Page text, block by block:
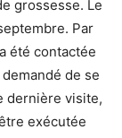
grossesse. Le
Par
été contactée
de se
dernière visite,
exécutée